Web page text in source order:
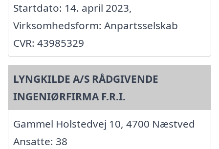
Startdato: 14. april 2023,
Virksomhedsform: Anpartsselskab
CVR: 43985329
LYNGKILDE A/S RÅDGIVENDE
INGENIØRFIRMA F.R.I.
Gammel Holstedvej 10, 4700 Næstved
Ansatte: 38